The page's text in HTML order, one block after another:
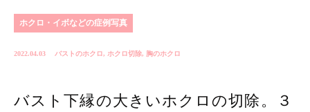
ホクロ・イボなどの症例写真
2022.04.03 バストのホクロ , ホクロ切除, 胸のホクロ
バスト下縁の大きいホクロの切除。３